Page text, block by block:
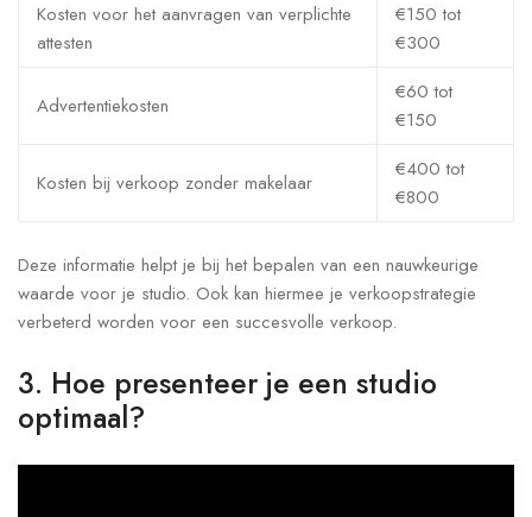
Kosten voor het aanvragen van verplichte
attesten
€150 tot
€300
Advertentiekosten
€60 tot
€150
Kosten bij verkoop zonder makelaar
€400 tot
€800
Deze informatie helpt je bij het bepalen van een nauwkeurige
waarde voor je studio. Ook kan hiermee je verkoopstrategie
verbeterd worden voor een succesvolle verkoop.
3. Hoe presenteer je een studio
optimaal?